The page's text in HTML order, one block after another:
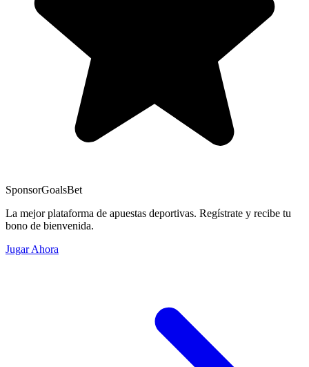
SponsorGoalsBet
La mejor plataforma de apuestas deportivas. Regístrate y recibe tu
bono de bienvenida.
Jugar Ahora